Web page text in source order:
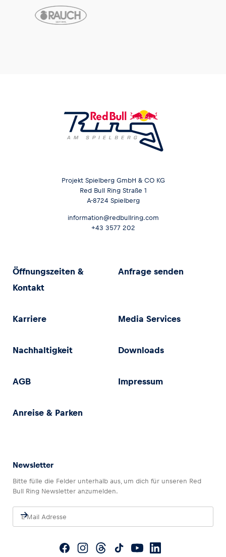
Projekt Spielberg GmbH & CO KG
Red Bull Ring Straße 1
A-8724 Spielberg
information@redbullring.com
+43 3577 202
Öffnungszeiten &
Kontakt
Anfrage senden
Karriere Media Services
Nachhaltigkeit Downloads
AGB Impressum
Anreise & Parken
Newsletter
Bitte fülle die Felder unterhalb aus, um dich für unseren Red
Bull Ring Newsletter anzumelden.